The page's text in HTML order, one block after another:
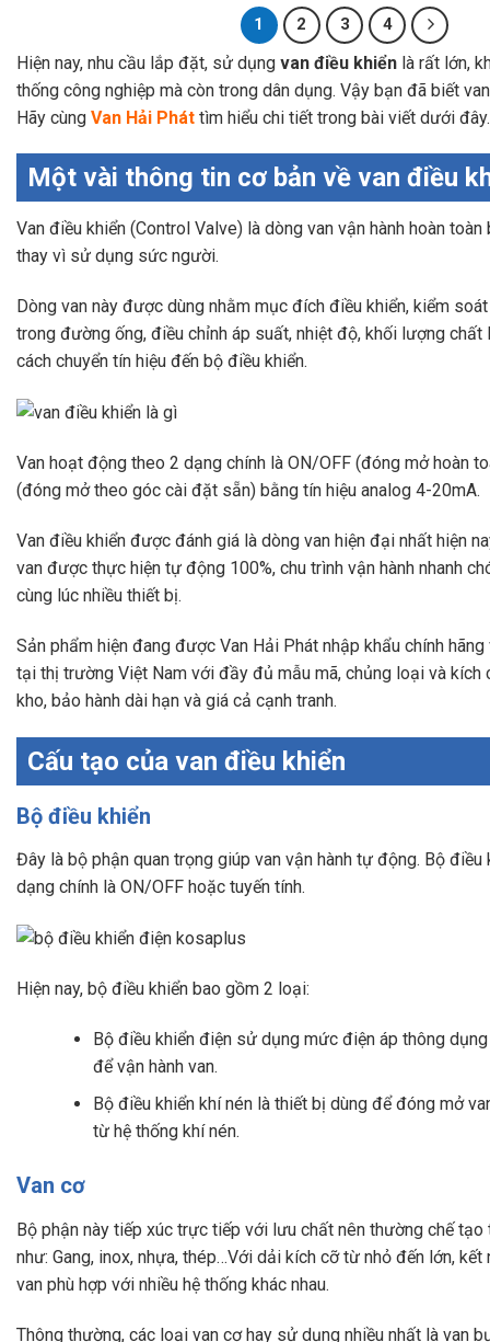
Hiện nay, nhu cầu lắp đặt, sử dụng van điều khiển là rất lớn,
thống công nghiệp mà còn trong dân dụng. Vậy bạn đã biết
Hãy cùng Van Hải Phát tìm hiểu chi tiết trong bài viết dưới đây.
Một vài thông tin cơ bản về van điều
Van điều khiển (Control Valve) là dòng van vận hành hoàn
thay vì sử dụng sức người.
Dòng van này được dùng nhằm mục đích điều khiển, kiểm
trong đường ống, điều chỉnh áp suất, nhiệt độ, khối lượng chất
cách chuyển tín hiệu đến bộ điều khiển.
Van hoạt động theo 2 dạng chính là ON/OFF (đóng mở hoàn
(đóng mở theo góc cài đặt sẵn) bằng tín hiệu analog 4-20mA.
Van điều khiển được đánh giá là dòng van hiện đại nhất hiện
van được thực hiện tự động 100%, chu trình vận hành nhanh
cùng lúc nhiều thiết bị.
Sản phẩm hiện đang được Van Hải Phát nhập khẩu chính
tại thị trường Việt Nam với đầy đủ mẫu mã, chủng loại và kích
kho, bảo hành dài hạn và giá cả cạnh tranh.
Cấu tạo của van điều khiển
Bộ điều khiển
Đây là bộ phận quan trọng giúp van vận hành tự động. Bộ
dạng chính là ON/OFF hoặc tuyến tính.
Hiện nay, bộ điều khiển bao gồm 2 loại:
Bộ điều khiển điện sử dụng mức điện áp thông
để vận hành van.
Bộ điều khiển khí nén là thiết bị dùng để đóng mở
từ hệ thống khí nén.
Van cơ
Bộ phận này tiếp xúc trực tiếp với lưu chất nên thường chế
như: Gang, inox, nhựa, thép…Với dải kích cỡ từ nhỏ đến lớn,
van phù hợp với nhiều hệ thống khác nhau.
Thông thường, các loại van cơ hay sử dụng nhiều nhất là van
1 2 3 4